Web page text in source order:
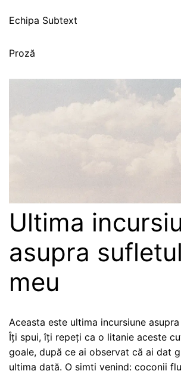
Echipa Subtext
Proză
Ultima
asupra
meu
Aceasta este ultima incursiune
Îți spui, îți repeți ca o litanie aceste
goale, după ce ai observat că ai dat
ultima dată. O simți venind: coconii